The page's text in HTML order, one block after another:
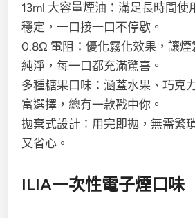
13ml 大容量煙油：滿足長時間使
穩定，一口接一口不停歇。
0.8Ω 電阻：優化霧化效果，讓煙
純淨，每一口都充滿驚喜。
多種糖果口味：涵蓋水果、巧克
富選擇，總有一款戳中你。
拋棄式設計：用完即拋，無需繁
又省心。
ILIA一次性電子煙口味